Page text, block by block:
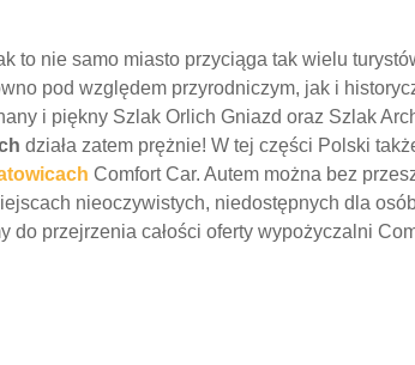
to nie samo miasto przyciąga tak wielu
pod względem przyrodniczym, jak i
i piękny Szlak Orlich Gniazd oraz Szlak
działa zatem prężnie! W tej części Polski
Comfort Car. Autem można bez
nieoczywistych, niedostępnych dla
przejrzenia całości oferty wypożyczalni